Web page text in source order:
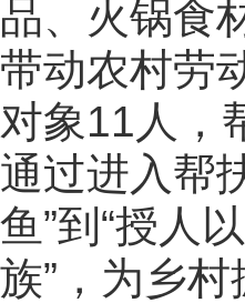
品、火锅食
带动农村劳
对象11人，
通过进入帮
鱼”到“授人
族”，为乡村